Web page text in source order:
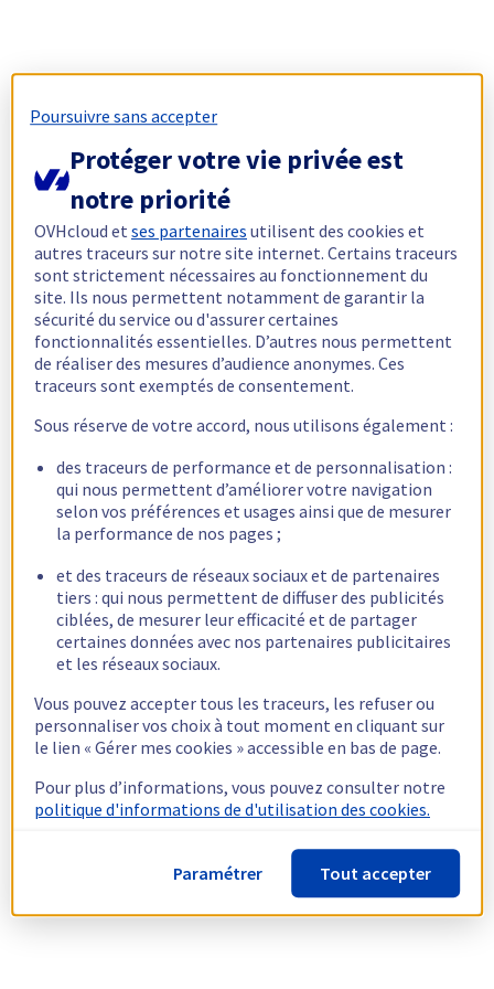
Poursuivre sans accepter
Protéger votre vie privée est
notre priorité
OVHcloud etses partenaires utilisent des cookies et
autres traceurs sur notre site internet. Certains traceurs
sont strictement nécessaires au fonctionnement du
site. Ils nous permettent notamment de garantir la
sécurité du service ou d'assurer certaines
fonctionnalités essentielles. D’autres nous permettent
de réaliser des mesures d’audience anonymes. Ces
traceurs sont exemptés de consentement.
Sous réserve de votre accord, nous utilisons également :
des traceurs de performance et de personnalisation :
qui nous permettent d’améliorer votre navigation
selon vos préférences et usages ainsi que de mesurer
la performance de nos pages ;
et des traceurs de réseaux sociaux et de partenaires
tiers : qui nous permettent de diffuser des publicités
ciblées, de mesurer leur efficacité et de partager
certaines données avec nos partenaires publicitaires
et les réseaux sociaux.
Vous pouvez accepter tous les traceurs, les refuser ou
personnaliser vos choix à tout moment en cliquant sur
le lien « Gérer mes cookies » accessible en bas de page.
Pour plus d’informations, vous pouvez consulter notre
politique d'informations de d'utilisation des cookies.
Paramétrer Tout accepter